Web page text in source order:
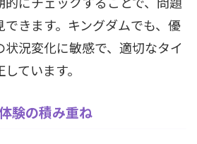
きます。キングダムでも、優
況変化に敏感で、適切なタイ
ています。
験の積み重ね